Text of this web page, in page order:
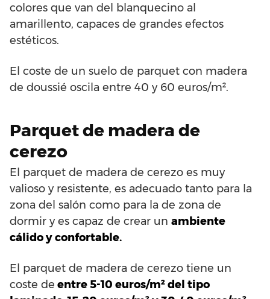
colores que van del blanquecino al
amarillento, capaces de grandes efectos
estéticos.
El coste de un suelo de parquet con madera
de doussié oscila entre 40 y 60 euros/m².
Parquet de madera de
cerezo
El parquet de madera de cerezo es muy
valioso y resistente, es adecuado tanto para la
zona del salón como para la de zona de
dormir y es capaz de crear un ambiente
cálido y confortable.
El parquet de madera de cerezo tiene un
coste de entre 5-10 euros/m² del tipo